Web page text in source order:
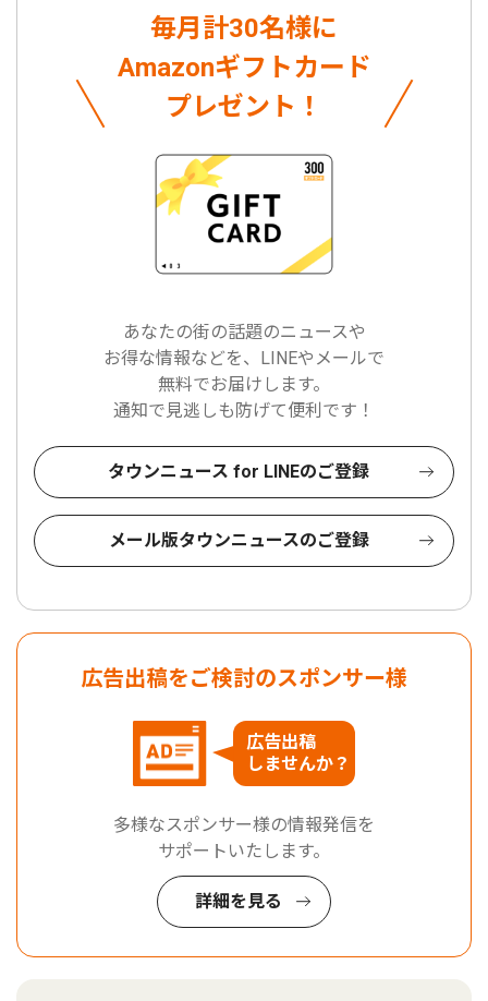
毎月計30名様に
Amazonギフトカード
プレゼント！
あなたの街の話題のニュースや
お得な情報などを、LINEやメールで
無料でお届けします。
通知で見逃しも防げて便利です！
タウンニュース for LINEのご登録
メール版タウンニュースのご登録
広告出稿をご検討のスポンサー様
広告出稿
しませんか？
多様なスポンサー様の情報発信を
サポートいたします。
詳細を見る